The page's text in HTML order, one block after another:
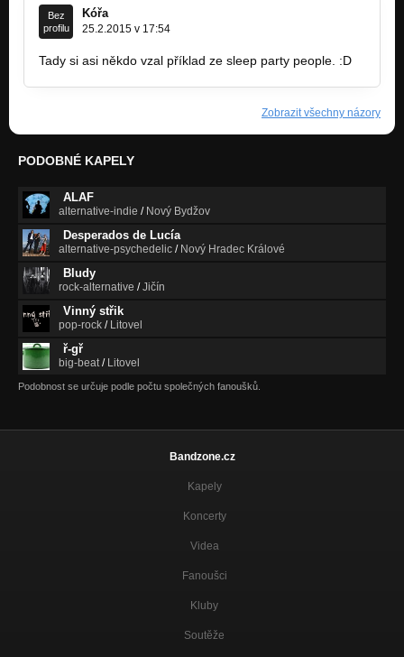
Bez
profilu
Kóřa
25.2.2015 v 17:54
Tady si asi někdo vzal příklad ze sleep party people. :D
Zobrazit všechny názory
PODOBNÉ KAPELY
ALAF
alternative-indie / Nový Bydžov
Desperados de Lucía
alternative-psychedelic / Nový Hradec Králové
Bludy
rock-alternative /Jičín
Vinný střik
pop-rock / Litovel
ř-gř
big-beat / Litovel
Podobnost se určuje podle počtu společných fanoušků.
Bandzone.cz
Kapely
Koncerty
Videa
Fanoušci
Kluby
Soutěže